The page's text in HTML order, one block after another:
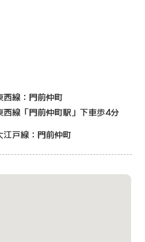
西線：門前仲町
西線「門前仲町駅」下車歩4分
江戸線：門前仲町